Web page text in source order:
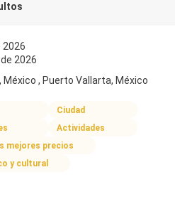
2026
2026
México , Puerto Vallarta, México
Ciudad
Actividades
mejores precios
y cultural